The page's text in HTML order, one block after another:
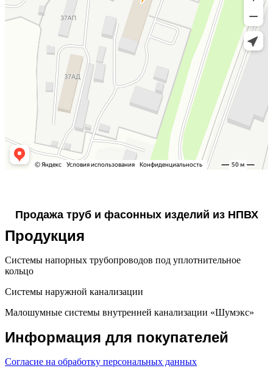
Продажа труб и фасонных изделий из НПВХ
Продукция
Системы напорных трубопроводов под уплотнительное
кольцо
Системы наружной канализации
Малошумные системы внутренней канализации «Шумэкс»
Информация для покупателей
Согласие на обработку персональных данных